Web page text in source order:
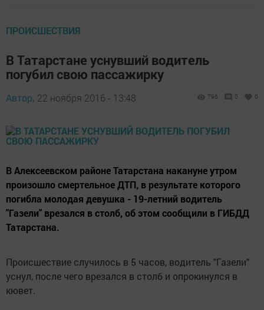
ПРОИСШЕСТВИЯ
В Татарстане уснувший водитель
погубил свою пассажирку
Автор, 22 ноября 2016 - 13:48 796 0 0
В Алексеевском районе Татарстана накануне утром
произошло смертельное ДТП, в результате которого
погибла молодая девушка - 19-летний водитель
"Газели" врезался в столб, об этом сообщили в ГИБДД
Татарстана.
Происшествие случилось в 5 часов, водитель "Газели"
уснул, после чего врезался в столб и опрокинулся в
кювет.